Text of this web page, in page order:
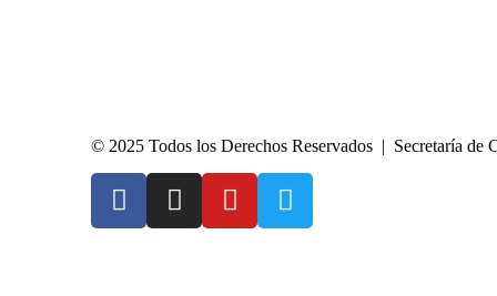
© 2025 Todos los Derechos Reservados | Secretaría de